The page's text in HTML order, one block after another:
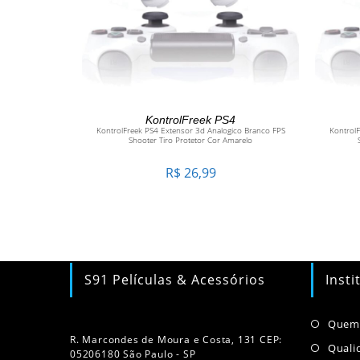
ADICIONAR AO CARRINHO
KontrolFreek PS4
KontrolFreek PS4 Extensor 3d Analogico Branco FPS
Shooter Tiro Protetor Cor Amarelo
R$ 26,99
S91 Películas & Acessórios
R. Marcondes de Moura e Costa, 131 CEP:
05206180 São Paulo - SP